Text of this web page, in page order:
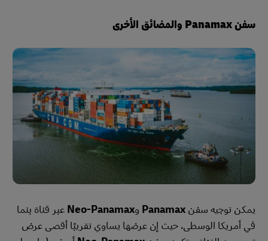
سفن Panamax والمضائق الأخرى
يمكن توجيه سفنPanamax وNeo-Panamaxعبر قناة بنما
في أمريكا الوسطى، حيث إن عرضها يساوي تقريبًا أقصى عرض